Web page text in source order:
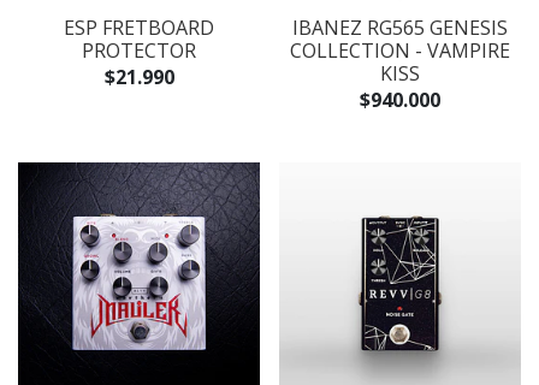
ESP FRETBOARD
PROTECTOR
$21.990
IBANEZ RG565 GENESIS
COLLECTION - VAMPIRE
KISS
$940.000